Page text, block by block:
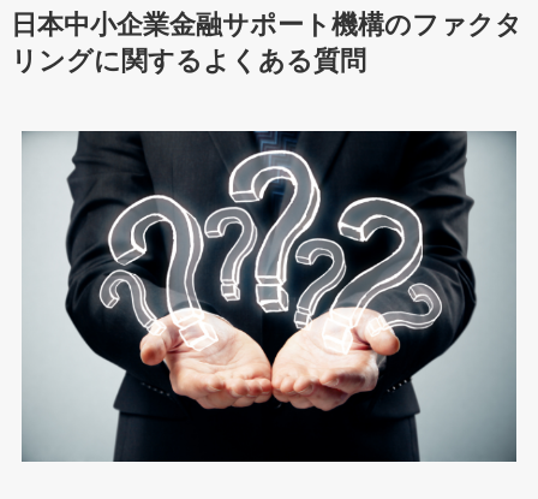
日本中小企業金融サポート機構のファクタ
リングに関するよくある質問